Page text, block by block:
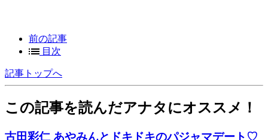
前の記事
目次
記事トップへ
この記事を読んだアナタにオススメ！
古田彩仁 あやみんとドキドキのパジャマデート♡